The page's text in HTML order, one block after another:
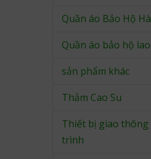
Quần áo Bảo Hộ
Quần áo bảo hộ
sản phẩm khác
Thảm Cao Su
Thiết bị giao thông
trình